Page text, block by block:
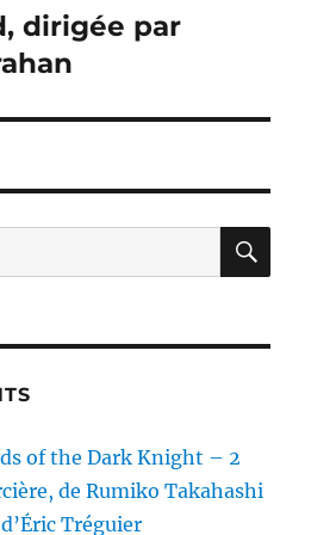
dirigée par
of the Dark Knight – 2
de Rumiko Takahashi
Tréguier